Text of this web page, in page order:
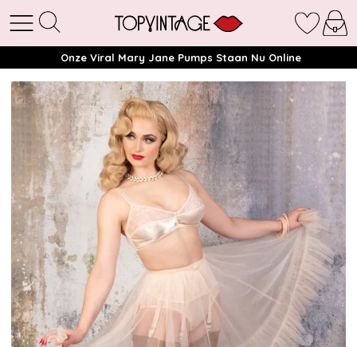
Onze Viral Mary Jane Pumps Staan Nu Online